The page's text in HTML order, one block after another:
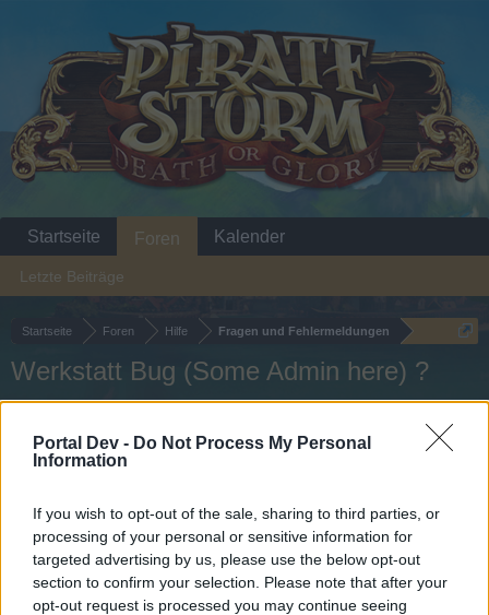
Portal Dev - Do Not Process My Personal
Information
If you wish to opt-out of the sale, sharing to third parties, or
processing of your personal or sensitive information for
targeted advertising by us, please use the below opt-out
section to confirm your selection. Please note that after your
opt-out request is processed you may continue seeing
Startseite Foren Hilfe Fragen und Fehlermeldungen
Werkstatt Bug (Some Admin here) ?
wenn Du in diesem Forum aktiv an den Gesprächen
musst Du Dich bitte zunächst im Spiel einloggen.
Falls Du noch keinen Spielaccount besitzt, bitte
registriere Dich neu. Wir freuen uns auf Deinen
nächsten Besuch in unserem Forum! „Zum Spiel“
Startseite Foren
Letzte Beiträge
Kalender